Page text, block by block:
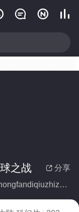
  
 分享
之战
别名：jiayuanzhongfandiqiuzhizhan